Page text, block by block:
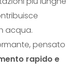
acqua.
pensato
rapido e